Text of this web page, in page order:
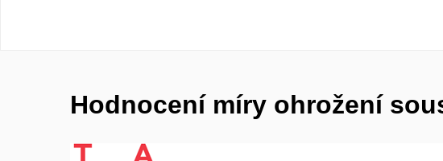
Hodnocení míry ohrožení